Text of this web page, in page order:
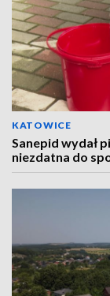
KATOWICE
Sanepid wydał
niezdatna do